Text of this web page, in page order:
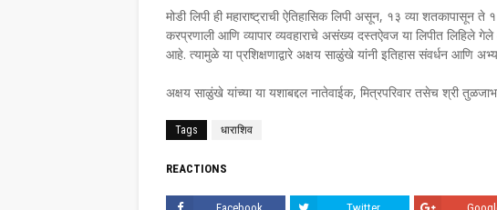
मोडी लिपी ही महाराष्ट्राची ऐतिहासिक लिपी असून, १३ व्या शतकापासून ते
करप्रणाली आणि व्यापार व्यवहाराचे असंख्य दस्तऐवज या लिपीत लिहिले
आहे. त्यामुळे या प्रशिक्षणाद्वारे अक्षय साळुंखे यांनी इतिहास संवर्धन आणि
अक्षय साळुंखे यांच्या या यशाबद्दल नातेवाईक, मित्रपरिवार तसेच श्री
Tags धाराशिव
REACTIONS